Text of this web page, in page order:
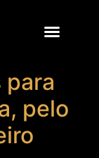
para
pelo